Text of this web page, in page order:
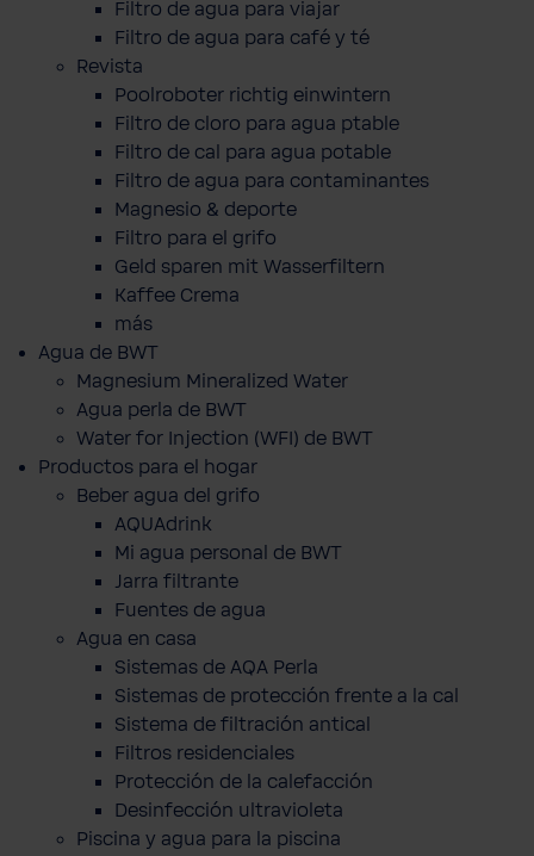
Filtro de agua para viajar
Filtro de agua para café y té
Revista
Poolroboter richtig einwintern
Filtro de cloro para agua ptable
Filtro de cal para agua potable
Filtro de agua para contaminantes
Magnesio & deporte
Filtro para el grifo
Geld sparen mit Wasserfiltern
Kaffee Crema
más
Agua de BWT
Magnesium Mineralized Water
Agua perla de BWT
Water for Injection (WFI) de BWT
Productos para el hogar
Beber agua del grifo
AQUAdrink
Mi agua personal de BWT
Jarra filtrante
Fuentes de agua
Agua en casa
Sistemas de AQA Perla
Sistemas de protección frente a la cal
Sistema de filtración antical
Filtros residenciales
Protección de la calefacción
Desinfección ultravioleta
Piscina y agua para la piscina